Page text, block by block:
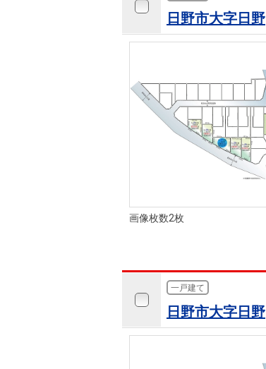
日野市大字日野
画像枚数2枚
一戸建て
日野市大字日野